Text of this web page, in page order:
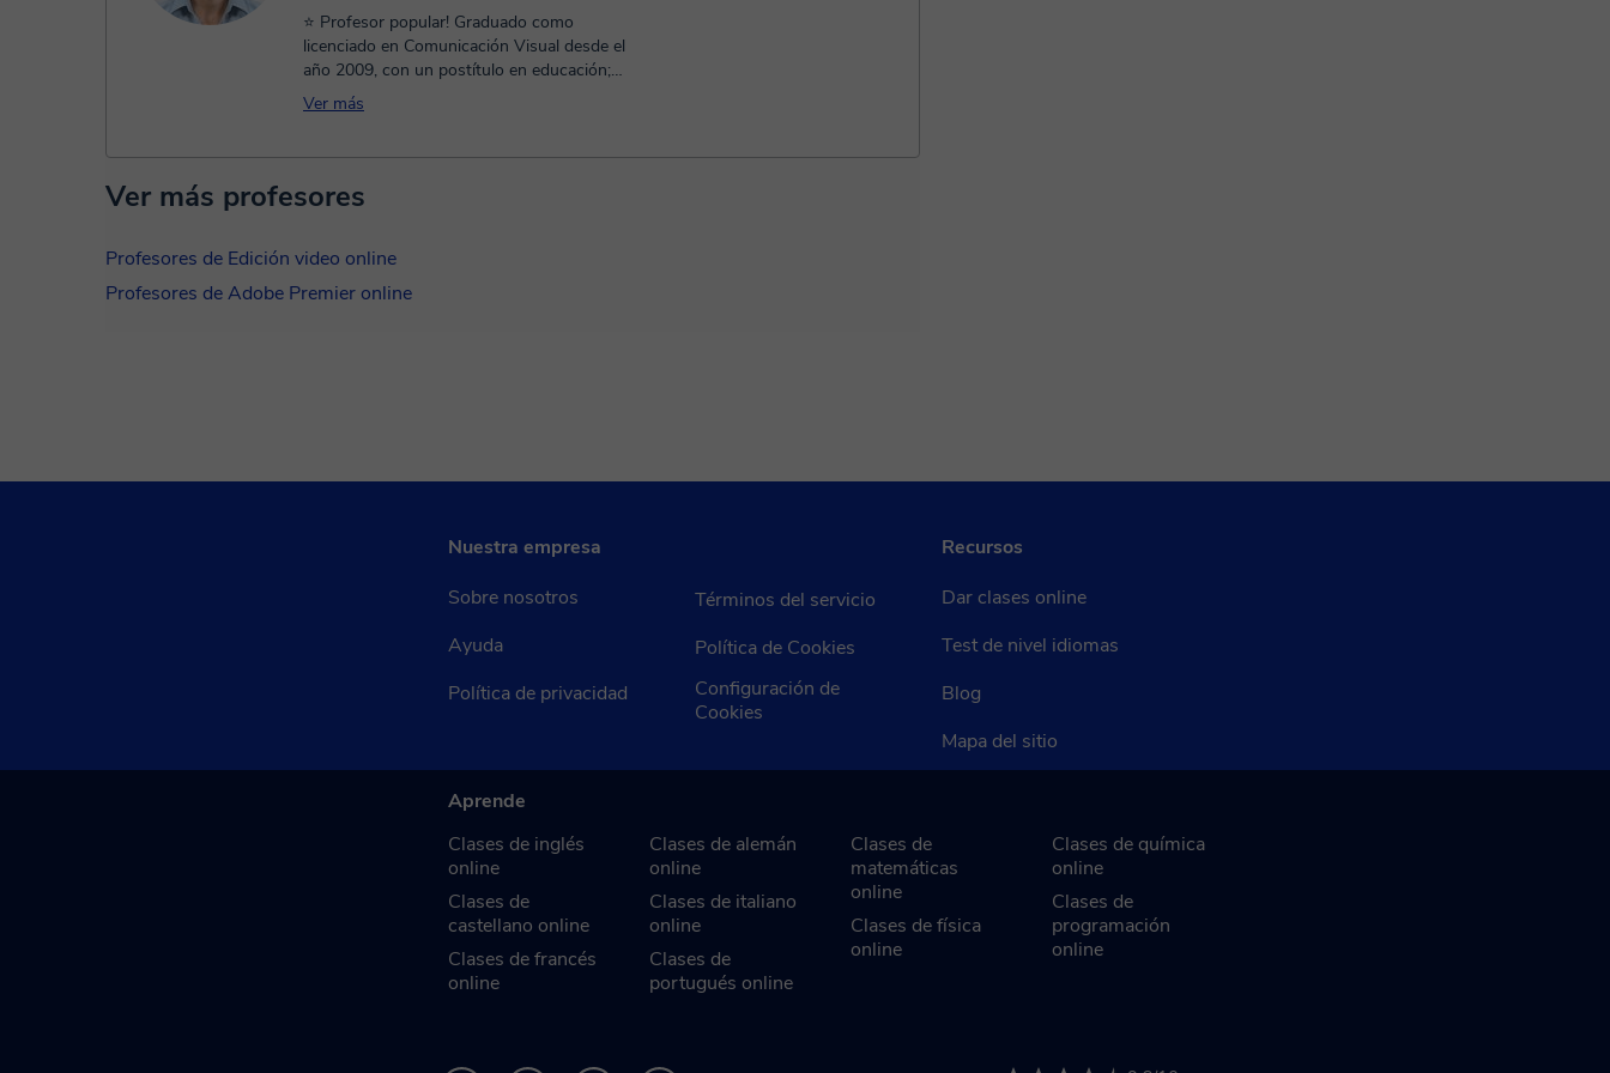
⭐ Profesor popular! Graduado como
licenciado en Comunicación Visual desde el
año 2009, con un postítulo en educación;
trabajando activamente en compañ...
Ver más
Ver más profesores
Profesores de Edición video online
Profesores de Adobe Premier online
Nuestra empresa
Sobre nosotros
Ayuda
Política de privacidad
Términos del servicio
Política de Cookies
Configuración de
Cookies
Recursos
Dar clases online
Test de nivel idiomas
Blog
Mapa del sitio
Aprende
Clases de inglés
online
Clases de
castellano online
Clases de francés
online
Clases de alemán
online
Clases de italiano
online
Clases de
portugués online
Clases de
matemáticas
online
Clases de física
online
Clases de química
online
Clases de
programación
online